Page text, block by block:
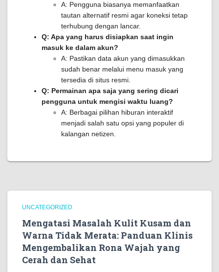
A: Pengguna biasanya memanfaatkan
tautan alternatif resmi agar koneksi tetap
terhubung dengan lancar.
Q: Apa yang harus disiapkan saat ingin
masuk ke dalam akun?
A: Pastikan data akun yang dimasukkan
sudah benar melalui menu masuk yang
tersedia di situs resmi.
Q: Permainan apa saja yang sering dicari
pengguna untuk mengisi waktu luang?
A: Berbagai pilihan hiburan interaktif
menjadi salah satu opsi yang populer di
kalangan netizen.
UNCATEGORIZED
Mengatasi Masalah Kulit Kusam dan
Warna Tidak Merata: Panduan Klinis
Mengembalikan Rona Wajah yang
Cerah dan Sehat